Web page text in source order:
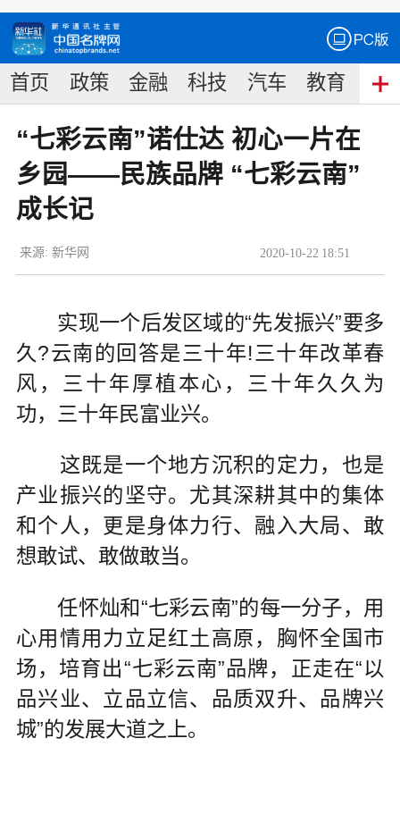
首页 政策 金融 科技 汽车 教育 食
“七彩云南”诺仕达 初心一片在
乡园——民族品牌 “七彩云南”
成长记
2020-10-22 18:51
来源: 新华网
实现一个后发区域的“先发振兴”要多
久?云南的回答是三十年!三十年改革春
风，三十年厚植本心，三十年久久为
功，三十年民富业兴。
这既是一个地方沉积的定力，也是
产业振兴的坚守。尤其深耕其中的集体
和个人，更是身体力行、融入大局、敢
想敢试、敢做敢当。
任怀灿和“七彩云南”的每一分子，用
心用情用力立足红土高原，胸怀全国市
场，培育出“七彩云南”品牌，正走在“以
品兴业、立品立信、品质双升、品牌兴
城”的发展大道之上。